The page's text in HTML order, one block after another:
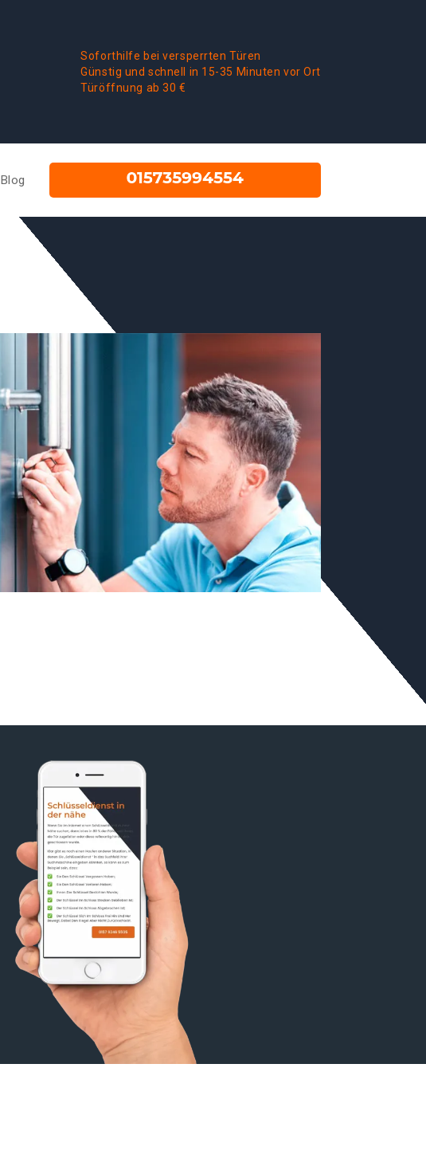
Soforthilfe bei versperrten Türen
Günstig und schnell in 15-35 Minuten vor Ort
Türöffnung ab 30 €
Blog